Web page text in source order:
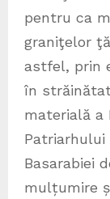
pentru ca
graniţelor
astfel, prin
în
materială a
Patriarhului
Basarabiei
mulțumire